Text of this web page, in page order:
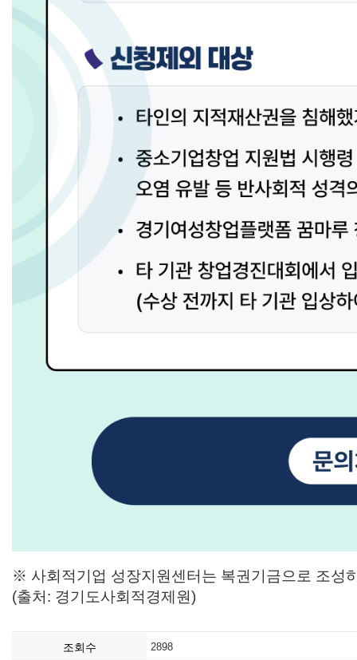
※ 사회적기업 성장지원센터는 복권기금으로 조성
(출처: 경기도사회적경제원)
조회수 2898